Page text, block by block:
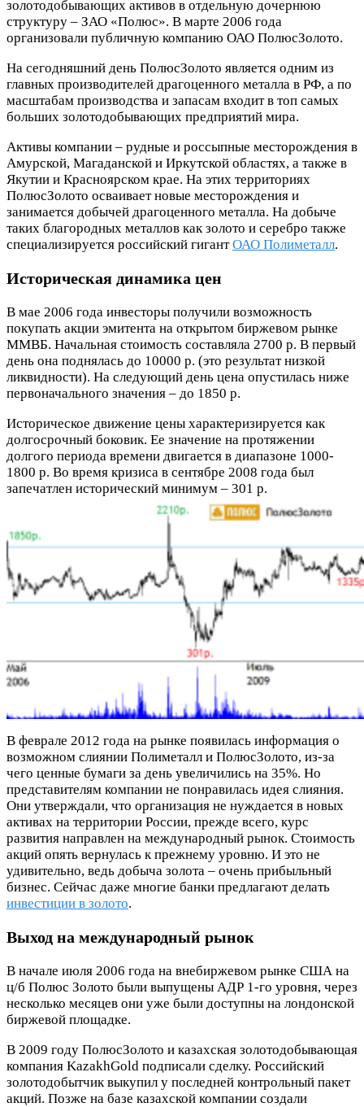
золотодобывающих активов в отдельную дочернюю
структуру – ЗАО «Полюс». В марте 2006 года
организовали публичную компанию ОАО ПолюсЗолото.
На сегодняшний день ПолюсЗолото является одним из
главных производителей драгоценного металла в РФ, а по
масштабам производства и запасам входит в топ самых
больших золотодобывающих предприятий мира.
Активы компании – рудные и россыпные месторождения в
Амурской, Магаданской и Иркутской областях, а также в
Якутии и Красноярском крае. На этих территориях
ПолюсЗолото осваивает новые месторождения и
занимается добычей драгоценного металла. На добыче
таких благородных металлов как золото и серебро также
специализируется российский гигантОАО Полиметалл.
Историческая динамика цен
В мае 2006 года инвесторы получили возможность
покупать акции эмитента на открытом биржевом рынке
ММВБ. Начальная стоимость составляла 2700 р. В первый
день она поднялась до 10000 р. (это результат низкой
ликвидности). На следующий день цена опустилась ниже
первоначального значения – до 1850 р.
Историческое движение цены характеризируется как
долгосрочный боковик. Ее значение на протяжении
долгого периода времени двигается в диапазоне 1000-
1800 р. Во время кризиса в сентябре 2008 года был
запечатлен исторический минимум – 301 р.
В феврале 2012 года на рынке появилась информация о
возможном слиянии Полиметалл и ПолюсЗолото, из-за
чего ценные бумаги за день увеличились на 35%. Но
представителям компании не понравилась идея слияния.
Они утверждали, что организация не нуждается в новых
активах на территории России, прежде всего, курс
развития направлен на международный рынок. Стоимость
акций опять вернулась к прежнему уровню. И это не
удивительно, ведь добыча золота – очень прибыльный
бизнес. Сейчас даже многие банки предлагают делать
инвестиции в золото.
Выход на международный рынок
В начале июля 2006 года на внебиржевом рынке США на
ц/б Полюс Золото были выпущены АДР 1-го уровня, через
несколько месяцев они уже были доступны на лондонской
биржевой площадке.
В 2009 году ПолюсЗолото и казахская золотодобывающая
компания KazakhGold подписали сделку. Российский
золотодобытчик выкупил у последней контрольный пакет
акций. Позже на базе казахской компании создали